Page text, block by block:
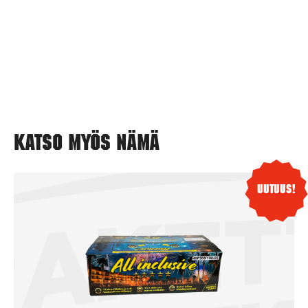
Katso myös nämä
Uutuus!